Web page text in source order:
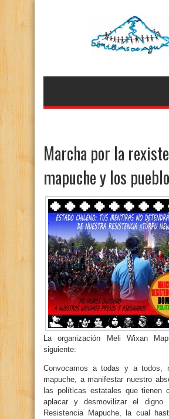
Marcha por la
mapuche y los
La organización Meli Wixan
siguiente:
Convocamos a todas y a todos,
mapuche, a manifestar nuestro
las políticas estatales que tienen
aplacar y desmovilizar el digno
Resistencia Mapuche, la cual